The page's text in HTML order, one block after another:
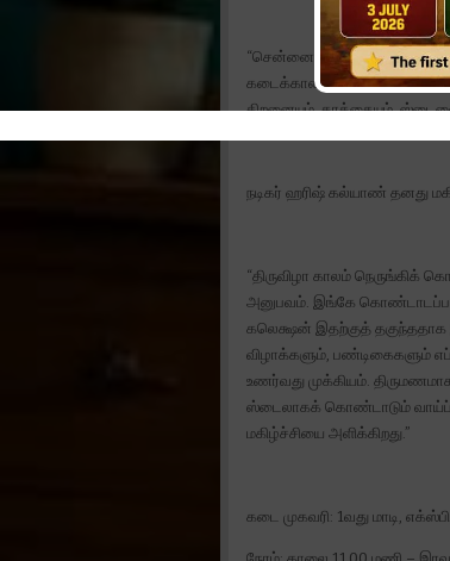
“சென்னை நகரம் அதன்
கடைக்கான இயல்பான தேர்வாக
திறனையும், தரத்தையும்,
நடிகர் ஹரிஷ் கல்யாண் தனது
“திருவிழா காலம் நெருங்கிக்
அனுபவம். இங்கே
கலெக்ஷன் இதற்குத் தகுந்ததாக
விழாக்களும், பண்டிகைகளும்
உணர்வது முக்கியம்.
ஸ்டைலாகக் கொண்டாடும்
மகிழ்ச்சியை அளிக்கிறது.”
கடை முகவரி: 1வது மாடி,